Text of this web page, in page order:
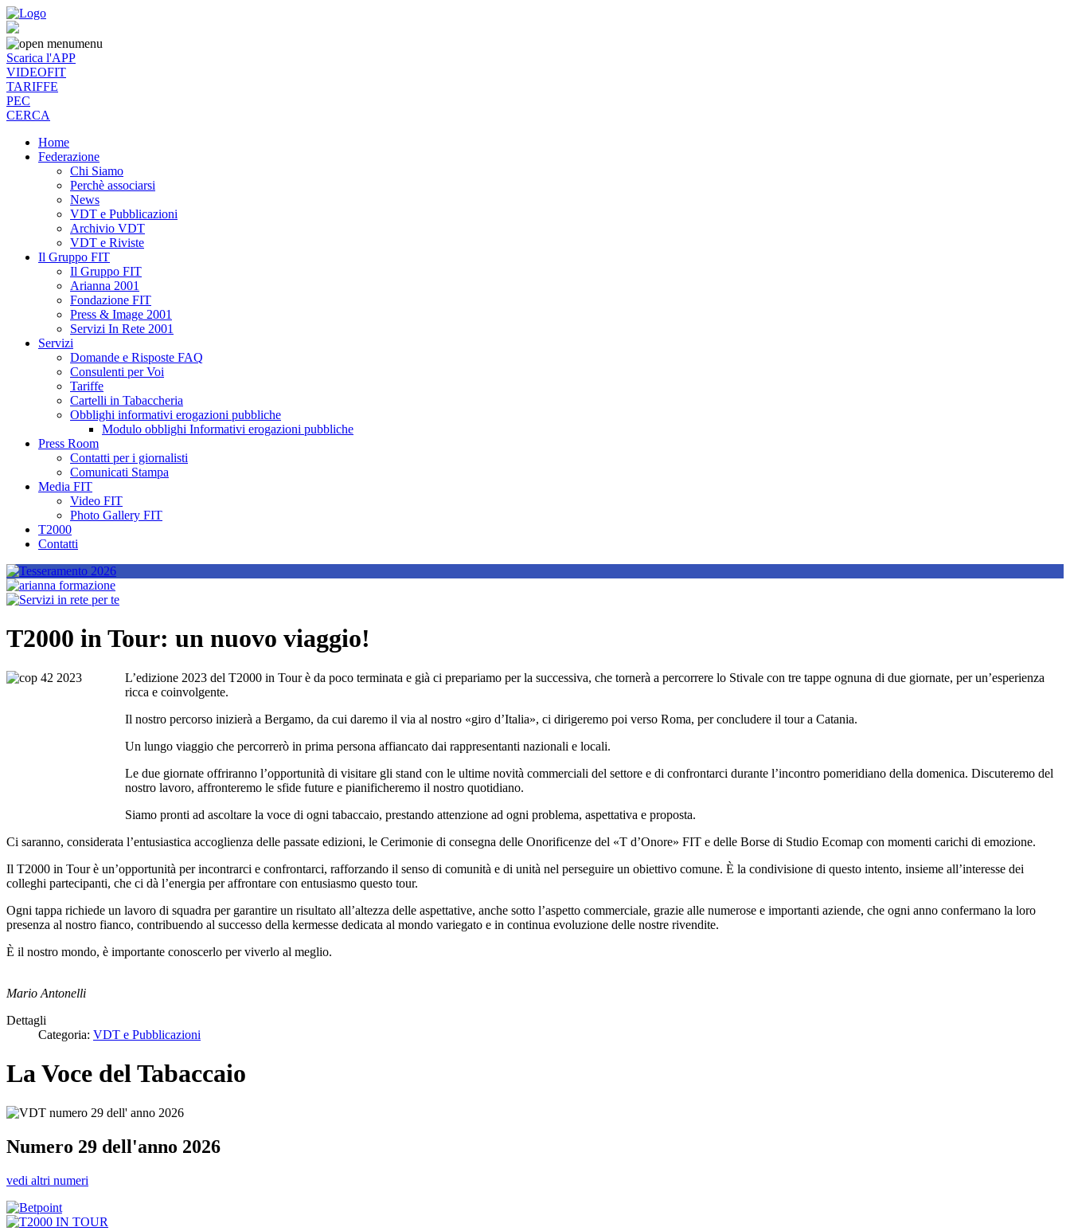
menu
Scarica l'APP
VIDEOFIT
TARIFFE
PEC
CERCA
Home
Federazione
Chi Siamo
Perchè associarsi
News
VDT e Pubblicazioni
Archivio VDT
VDT e Riviste
Il Gruppo FIT
Il Gruppo FIT
Arianna 2001
Fondazione FIT
Press & Image 2001
Servizi In Rete 2001
Servizi
Domande e Risposte FAQ
Consulenti per Voi
Tariffe
Cartelli in Tabaccheria
Obblighi informativi erogazioni pubbliche
Modulo obblighi Informativi erogazioni pubbliche
Press Room
Contatti per i giornalisti
Comunicati Stampa
Media FIT
Video FIT
Photo Gallery FIT
T2000
Contatti
T2000 in Tour: un nuovo viaggio!
L’edizione 2023 del T2000 in Tour è da poco terminata e già ci prepariamo per la successiva, che tornerà a percorrere lo Stivale con tre tappe ognuna di due giornate, per un’esperienza
ricca e coinvolgente.
Il nostro percorso inizierà a Bergamo, da cui daremo il via al nostro «giro d’Italia», ci dirigeremo poi verso Roma, per concludere il tour a Catania.
Un lungo viaggio che percorrerò in prima persona affiancato dai rappresentanti nazionali e locali.
Le due giornate offriranno l’opportunità di visitare gli stand con le ultime novità commerciali del settore e di confrontarci durante l’incontro pomeridiano della domenica. Discuteremo del
nostro lavoro, affronteremo le sfide future e pianificheremo il nostro quotidiano.
Siamo pronti ad ascoltare la voce di ogni tabaccaio, prestando attenzione ad ogni problema, aspettativa e proposta.
Ci saranno, considerata l’entusiastica accoglienza delle passate edizioni, le Cerimonie di consegna delle Onorificenze del «T d’Onore» FIT e delle Borse di Studio Ecomap con momenti carichi di emozione.
Il T2000 in Tour è un’opportunità per incontrarci e confrontarci, rafforzando il senso di comunità e di unità nel perseguire un obiettivo comune. È la condivisione di questo intento, insieme all’interesse dei
colleghi partecipanti, che ci dà l’energia per affrontare con entusiasmo questo tour.
Ogni tappa richiede un lavoro di squadra per garantire un risultato all’altezza delle aspettative, anche sotto l’aspetto commerciale, grazie alle numerose e importanti aziende, che ogni anno confermano la loro
presenza al nostro fianco, contribuendo al successo della kermesse dedicata al mondo variegato e in continua evoluzione delle nostre rivendite.
È il nostro mondo, è importante conoscerlo per viverlo al meglio.
Mario Antonelli
Dettagli
Categoria: VDT e Pubblicazioni
La Voce del Tabaccaio
Numero 29 dell'anno 2026
vedi altri numeri